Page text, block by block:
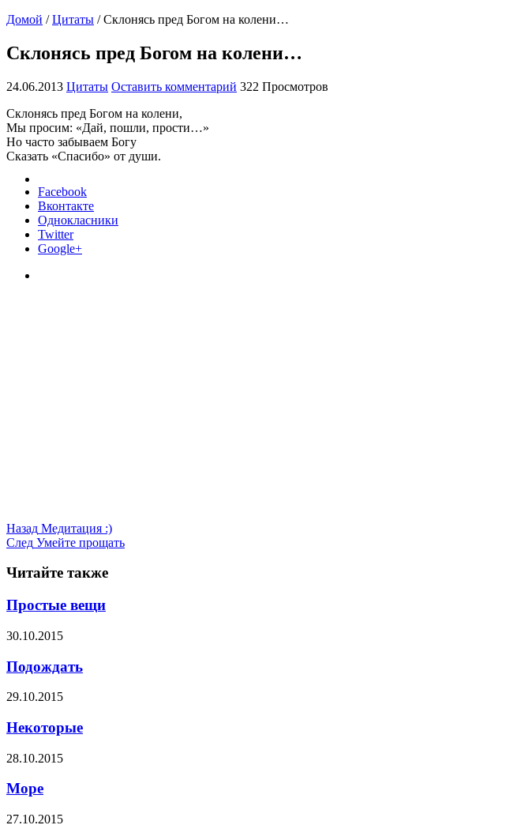
Домой / Цитаты / Склонясь пред Богом на колени…
Склонясь пред Богом на колени…
24.06.2013 Цитаты Оставить комментарий 322 Просмотров
Склонясь пред Богом на колени,
Мы просим: «Дай, пошли, прости…»
Но часто забываем Богу
Сказать «Спасибо» от души.
Facebook
Вконтакте
Однокласники
Twitter
Google+
Назад Медитация :)
След Умейте прощать
Читайте также
Простые вещи
30.10.2015
Подождать
29.10.2015
Некоторые
28.10.2015
Море
27.10.2015